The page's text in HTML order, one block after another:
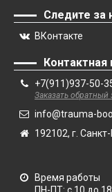
Следите за
ВКонтакте
+7(911)937-50-
Заказать обратный
info@trauma-
192102, г.
Время работы